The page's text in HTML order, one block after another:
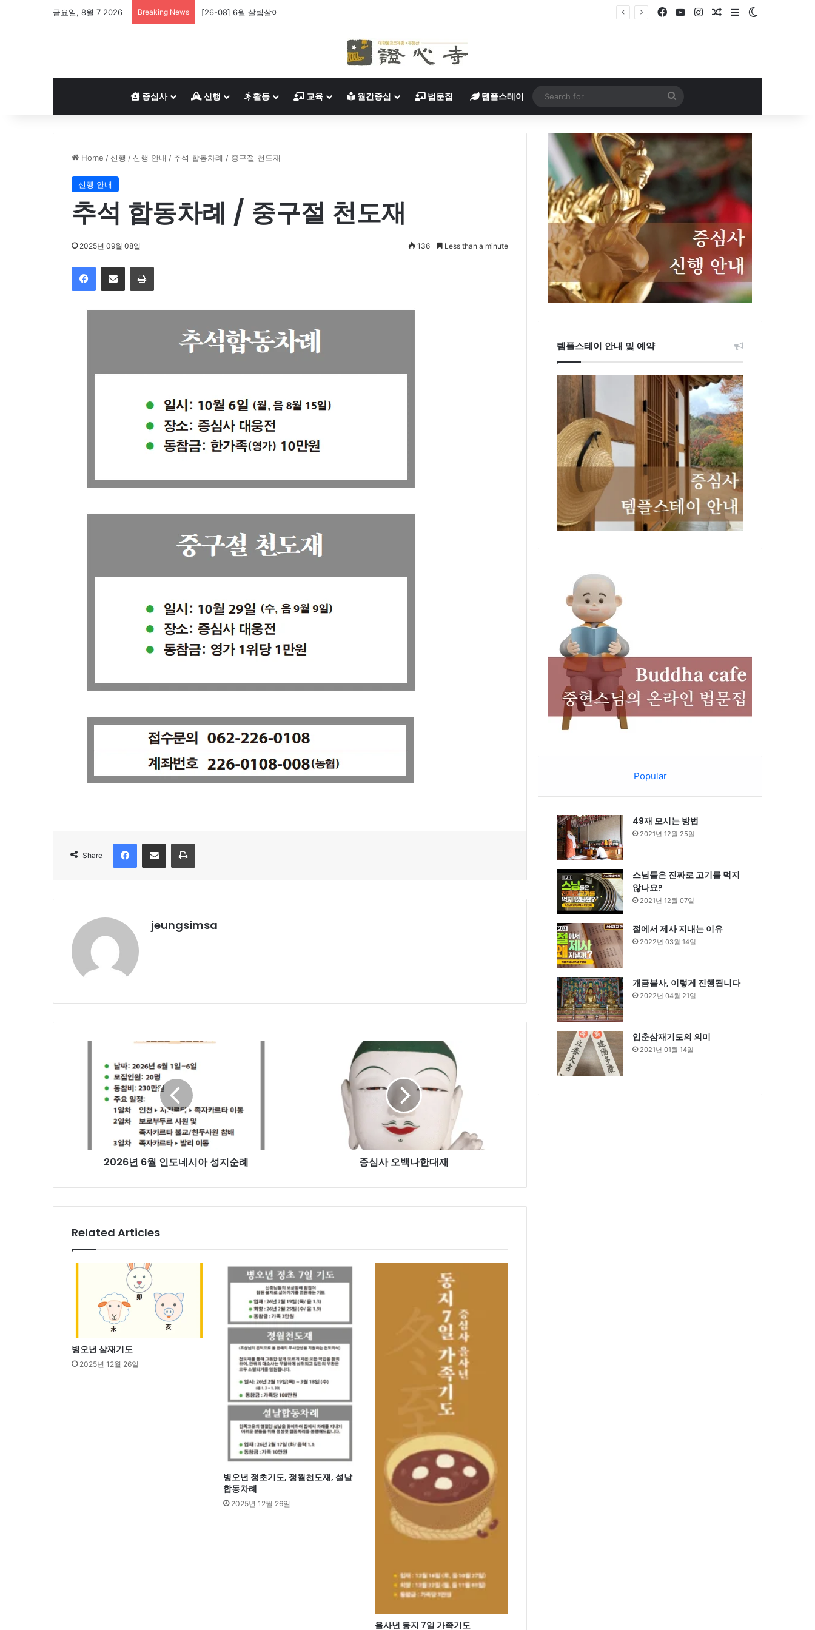
금요일, 8월 7 2026 Breaking News [26-08] 6월 살림살이 Facebook
YouTubeInstagramRandom Article
Sidebar
증심사 신행 활동 교육 월간증심 법문집 템플스테이
for
Home / 신행 / 신행 안내 / 추석 합동차례 / 중구절 천도재
신행 안내
추석 합동차례 / 중구절 천도재
2025년 09월 08일 136 Less than a minute
FacebookShare via Email Print
Share
FacebookShare via Email Print
jeungsimsa
순
2026년 6월 인도네시아 성지순례 증심사 오백나한대재
Related Articles
병오년 삼재기도
2025년 12월 26일
병오년 정초기도, 정월천도재, 설날
합동차례
2025년 12월 26일
을사년 동지 7일 가족기도
템플스테이 안내 및 예약
Popular
49재 모시는 방법
2021년 12월 25일
스님들은 진짜로 고기를 먹지
않나요?
2021년 12월 07일
절에서 제사 지내는 이유
2022년 03월 14일
개금불사, 이렇게 진행됩니다
2022년 04월 21일
입춘삼재기도의 의미
2021년 01월 14일